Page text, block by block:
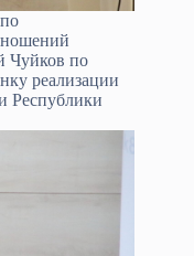
Чуйков по
реализации
Республики